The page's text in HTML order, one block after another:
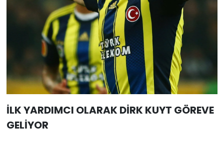
İLK YARDIMCI OLARAK DİRK KUYT GÖREVE
GELİYOR